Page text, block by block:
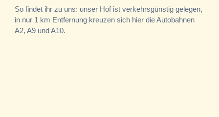
So findet ihr zu uns: unser Hof ist verkehrsgünstig gelegen,
in nur 1 km Entfernung kreuzen sich hier die Autobahnen
A2, A9 und A10.